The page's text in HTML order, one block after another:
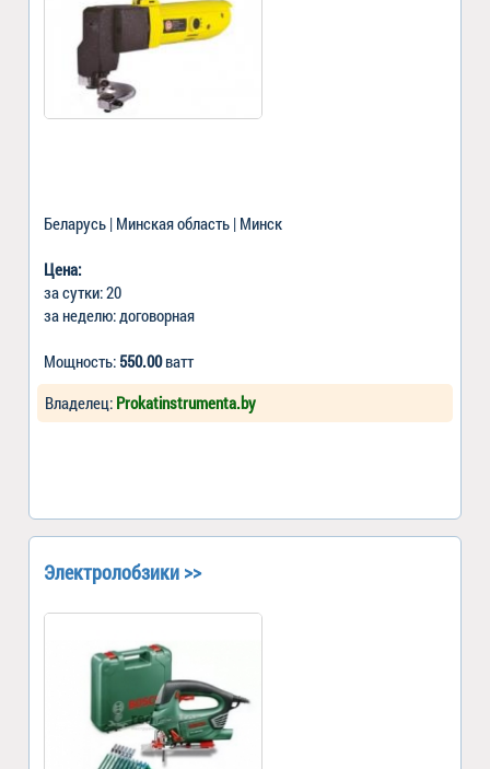
Беларусь | Минская область | Минск
Цена:
за сутки: 20
за неделю: договорная
Мощность: 550.00ватт
Владелец: Prokatinstrumenta.by
Электролобзики >>